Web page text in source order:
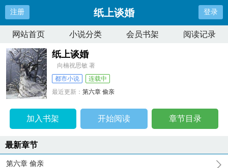
注册 纸上谈婚 登录
网站首页 小说分类 会员书架 阅读记录
纸上谈婚
向楠祝思敏 著
都市小说
连载中
最近更新：第六章 偷亲
加入书架 开始阅读 章节目录
最新章节
第六章 偷亲